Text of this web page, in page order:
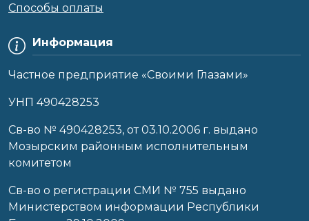
Информация
Частное предприятие «Своими Глазами»
УНП 490428253
Cв-во № 490428253, от 03.10.2006 г. выдано
Мозырским районным исполнительным
комитетом
Св-во о регистрации СМИ № 755 выдано
Министерством информации Республики
Способы оплаты